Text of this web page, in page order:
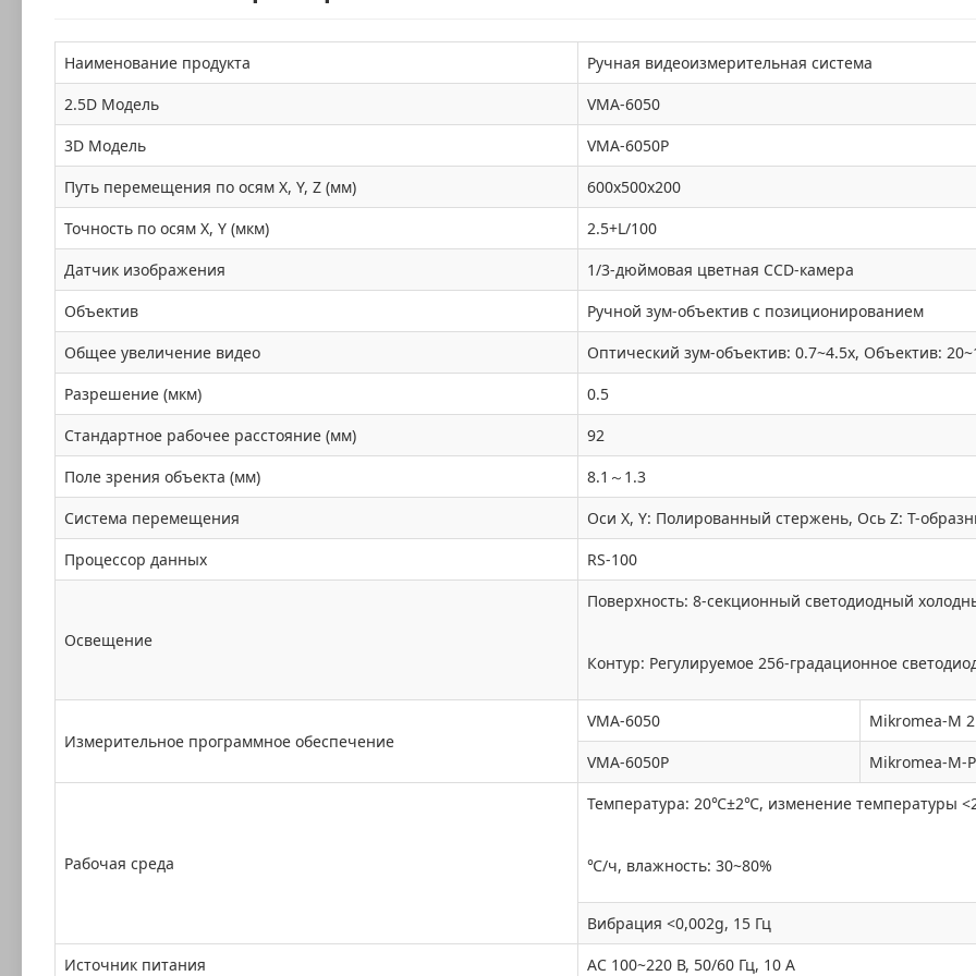
Наименование продукта
Ручная видеоизмерительная система
2.5D Модель
VMA-6050
3D Модель
VMA-6050P
Путь перемещения по осям X, Y, Z (мм)
600x500x200
Точность по осям X, Y (мкм)
2.5+L/100
Датчик изображения
1/3-дюймовая цветная CCD-камера
Объектив
Ручной зум-объектив с позиционированием
Общее увеличение видео
Оптический зум-объектив: 0.7~4.5x, Объектив:
Разрешение (мкм)
0.5
Стандартное рабочее расстояние (мм)
92
Поле зрения объекта (мм)
8.1～1.3
Система перемещения
Оси X, Y: Полированный стержень, Ось Z: T-
Процессор данных
RS-100
Освещение
Поверхность: 8-секционный светодиодный
Контур: Регулируемое 256-градационное
Измерительное программное обеспечение
VMA-6050
Mikromea-M
VMA-6050P
Mikromea-M-
Рабочая среда
Температура: 20℃±2℃, изменение температуры
℃/ч, влажность: 30~80%
Вибрация <0,002g, 15 Гц
Источник питания
AC 100~220 В, 50/60 Гц, 10 А